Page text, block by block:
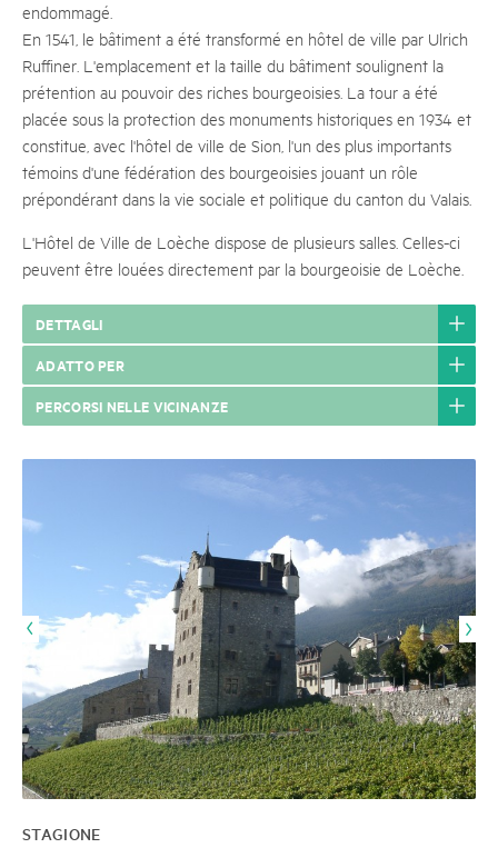
endommagé.
En 1541, le bâtiment a été transformé en hôtel de ville par Ulrich
Ruffiner. L'emplacement et la taille du bâtiment soulignent la
prétention au pouvoir des riches bourgeoisies. La tour a été
placée sous la protection des monuments historiques en 1934 et
constitue, avec l'hôtel de ville de Sion, l'un des plus importants
témoins d'une fédération des bourgeoisies jouant un rôle
prépondérant dans la vie sociale et politique du canton du Valais.
L'Hôtel de Ville de Loèche dispose de plusieurs salles. Celles-ci
peuvent être louées directement par la bourgeoisie de Loèche.
DETTAGLI
ADATTO PER
PERCORSI NELLE VICINANZE
STAGIONE